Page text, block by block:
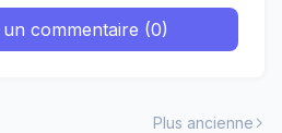
commentaire (0)
Plus ancienne